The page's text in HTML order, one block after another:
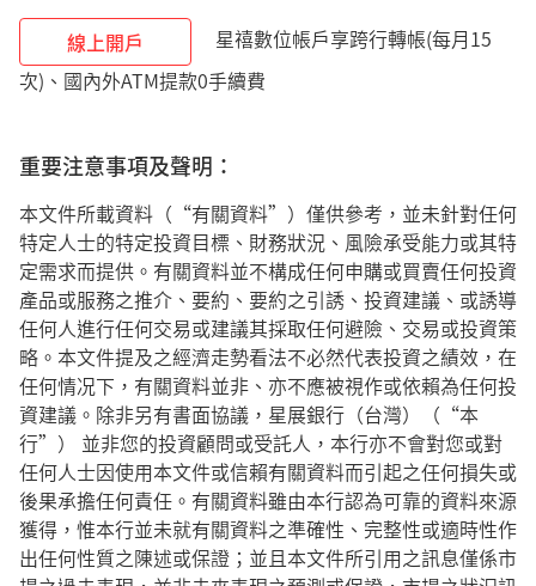
線上開戶
星禧數位帳戶享跨行轉帳(每月15
次)、國內外ATM提款0手續費
重要注意事項及聲明：
本文件所載資料（“有關資料”）僅供參考，並未針對任何
特定人士的特定投資目標、財務狀況、風險承受能力或其特
定需求而提供。有關資料並不構成任何申購或買賣任何投資
產品或服務之推介、要約、要約之引誘、投資建議、或誘導
任何人進行任何交易或建議其採取任何避險、交易或投資策
略。本文件提及之經濟走勢看法不必然代表投資之績效，在
任何情况下，有關資料並非、亦不應被視作或依賴為任何投
資建議。除非另有書面協議，星展銀行（台灣）（“本
行”） 並非您的投資顧問或受託人，本行亦不會對您或對
任何人士因使用本文件或信賴有關資料而引起之任何損失或
後果承擔任何責任。有關資料雖由本行認為可靠的資料來源
獲得，惟本行並未就有關資料之準確性、完整性或適時性作
出任何性質之陳述或保證；並且本文件所引用之訊息僅係市